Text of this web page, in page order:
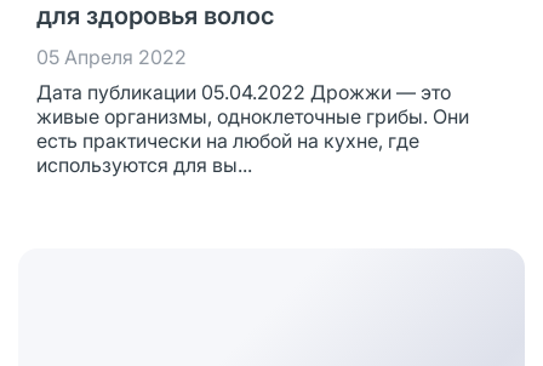
для здоровья волос
05 Апреля 2022
Дата публикации 05.04.2022 Дрожжи — это
живые организмы, одноклеточные грибы. Они
есть практически на любой на кухне, где
используются для вы...